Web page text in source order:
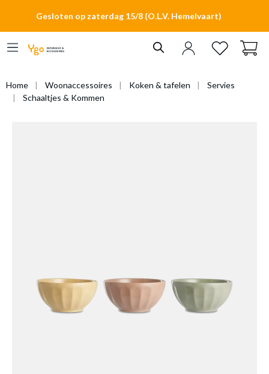
Gesloten op zaterdag 15/8 (O.L.V. Hemelvaart)
Home Woonaccessoires Koken & tafelen
Servies
Schaaltjes & Kommen